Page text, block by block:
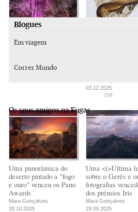
O esplendor cósmico
de um festival de luzes
em jardim botânico
paisagem do
03.12.2025
Uma panorâmica do
deserto pintado a "fogo
e ouro" venceu os Pano
Awards
Mara Gonçalves
28.10.2025
Uma <i>Última
sobre o Gerês e
fotografias
dos prémios Iris
Mara Gonçalves
29.09.2025
PUB
Blogues
Em viagem
Miami
retro (e
Miami
kitsch)
Andreia Marques
Correr Mundo
Misterioso beijo
comunismo-
capitalismo
Rui Barbosa Batista
Tiraspol:
Misterioso beijo
comunismo-
capitalismo
Rui Barbosa Batista
PUB
Os seus amigos na Fugas